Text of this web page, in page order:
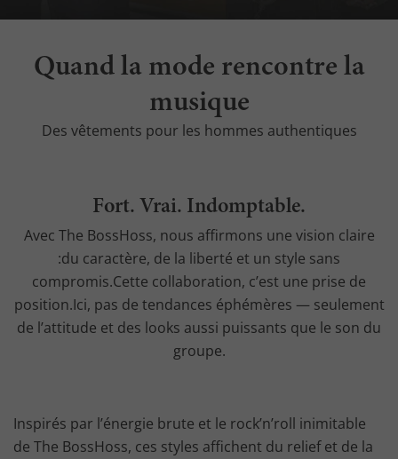
Quand la mode rencontre la
musique
Des vêtements pour les hommes authentiques
Fort. Vrai. Indomptable.
Avec The BossHoss, nous affirmons une vision claire
:du caractère, de la liberté et un style sans
compromis.Cette collaboration, c’est une prise de
position.Ici, pas de tendances éphémères — seulement
de l’attitude et des looks aussi puissants que le son du
groupe.
Inspirés par l’énergie brute et le rock’n’roll inimitable
de The BossHoss, ces styles affichent du relief et de la